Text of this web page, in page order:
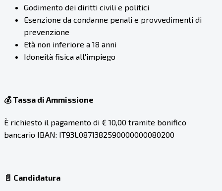
Godimento dei diritti civili e politici
Esenzione da condanne penali e provvedimenti di
prevenzione
Età non inferiore a 18 anni
Idoneità fisica all'impiego
💰 Tassa di Ammissione
È richiesto il pagamento di € 10,00 tramite bonifico
bancario IBAN: IT93L0871382590000000080200
📄 Candidatura